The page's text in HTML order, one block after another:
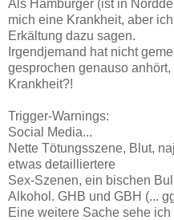
Als Hamburger (ist in
mich eine Krankheit, aber
Erkältung dazu sagen.
Irgendjemand hat nicht
gesprochen genauso
Krankheit?!
Trigger-Warnings:
Social Media...
Nette Tötungsszene, Blut,
etwas detailliertere
Sex-Szenen, ein bischen
Alkohol. GHB und GBH (...
Eine weitere Sache sehe